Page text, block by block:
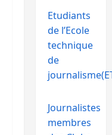
Etudiants
de l’Ecole
technique
de
Journalistes
membres